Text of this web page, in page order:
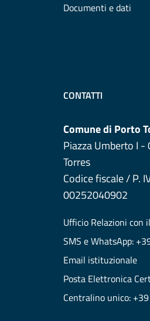
Documenti e dati
CONTATTI
Comune di Porto
Piazza Umberto I
Torres
Codice fiscale / P.
00252040902
Ufficio Relazioni con
SMS e WhatsApp:
Email istituzionale
Posta Elettronica
Centralino unico: